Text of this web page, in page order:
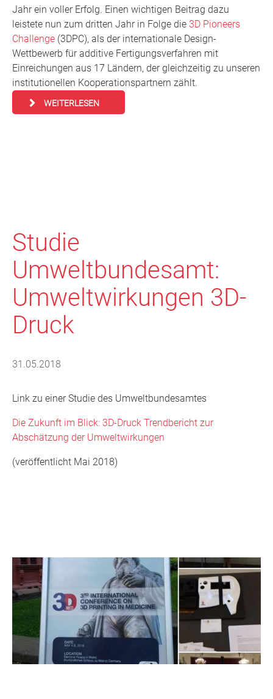
Jahr ein voller Erfolg. Einen wichtigen Beitrag dazu
leistete nun zum dritten Jahr in Folge die 3D Pioneers
Challenge (3DPC), als der internationale Design-
Wettbewerb für additive Fertigungsverfahren mit
Einreichungen aus 17 Ländern, der gleichzeitig zu unseren
institutionellen Kooperationspartnern zählt.
WEITERLESEN
Studie
Umweltbundesamt:
Umweltwirkungen 3D-
Druck
31.05.2018
Link zu einer Studie des Umweltbundesamtes
Die Zukunft im Blick: 3D-Druck Trendbericht zur
Abschätzung der Umweltwirkungen
(veröffentlicht Mai 2018)